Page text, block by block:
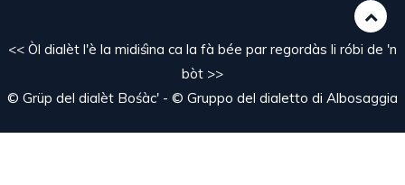
<< Òl dialèt l'è la midiśìna ca la fà bée par regordàs li róbi de 'n
bòt >>
© Grüp del dialèt Bośàc' - © Gruppo del dialetto di Albosaggia